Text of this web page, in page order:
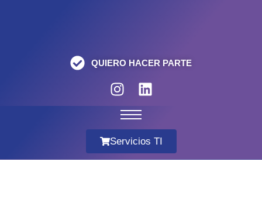
QUIERO HACER PARTE
Servicios TI